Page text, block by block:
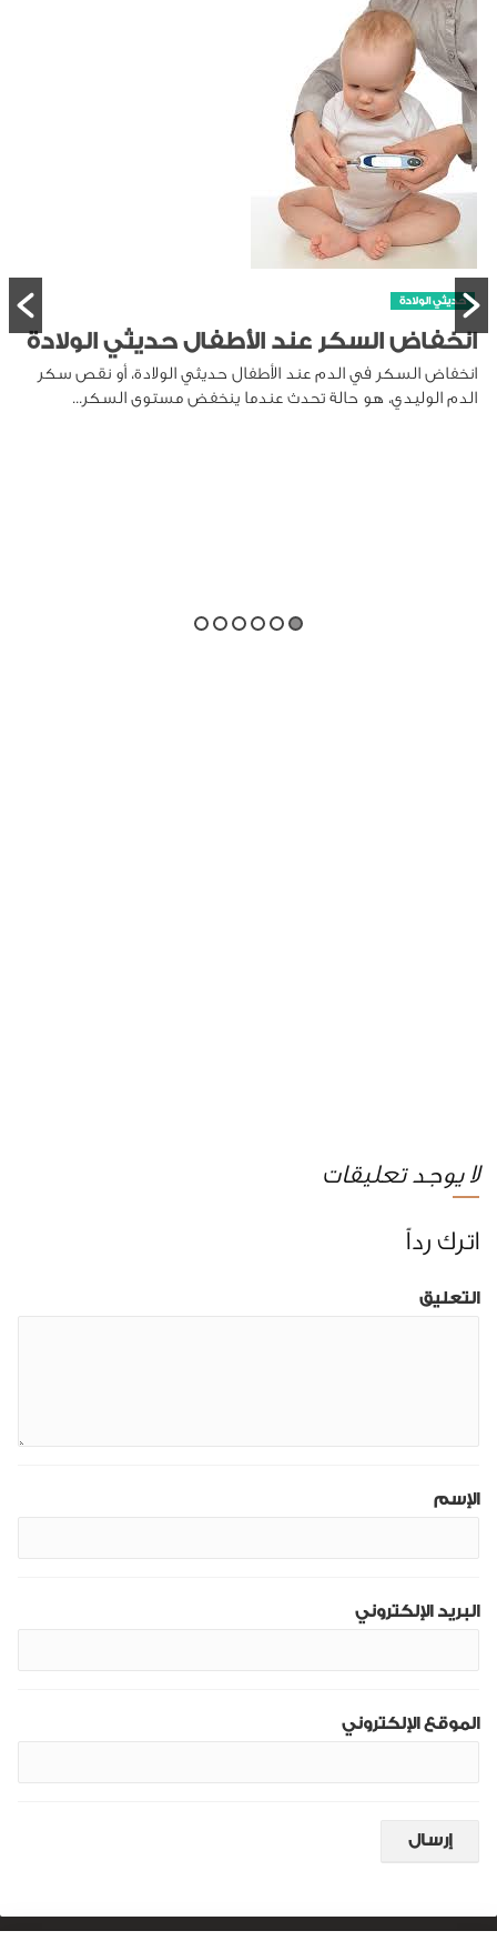
حديثي الولادة
انخفاض السكر عند الأطفال حديثي الولادة
انخفاض السكر في الدم عند الأطفال حديثي الولادة، أو نقص سكر
الدم الوليدي، هو حالة تحدث عندما ينخفض مستوى السكر...
لا يوجد تعليقات
اترك رداً
التعليق
الإسم
البريد الإلكتروني
الموقع الإلكتروني